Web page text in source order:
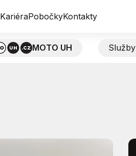
KariéraPobočkyKontakty
MOTO UH Služby